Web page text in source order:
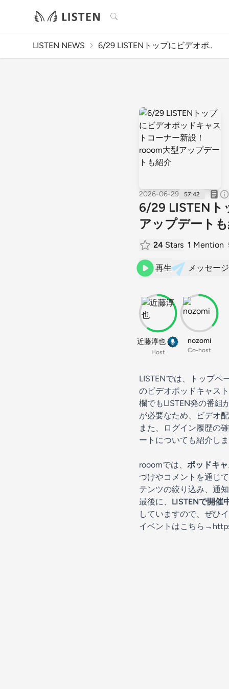
検索
LISTEN NEWS 6/29 LISTENトップにビデオポ..
2026-06-29 57:42
6/29 LISTENト
アップデート
24 Stars 1 Mention
再生 メッセー
近藤淳也
Host
nozomi
Co-host
LISTENでは、トップペ
のビデオポッドキャス
欄でもLISTEN発の番組
が必要なため、ビデオ
また、ログイン履歴の
ートについても紹介し
rooomでは、 ポッドキ
づけやコメントを通じ
テンツの絞り込み、通
最後に、 LISTENで開催
していますので、ぜひ
イベントはこちら→